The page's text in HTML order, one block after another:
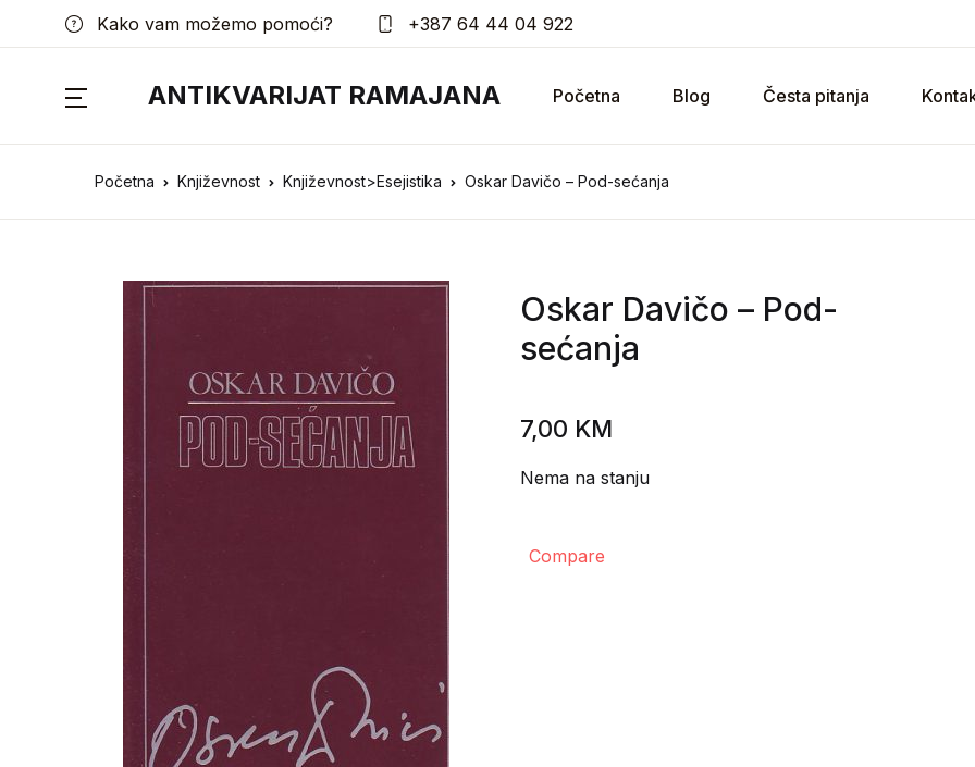
Kako vam možemo pomoći? +387 64 44 04 922
ANTIKVARIJAT RAMAJANA Početna Blog Česta pitanja
Početna Književnost Književnost>Esejistika Oskar Davičo – Pod-sećanja
Oskar Davičo – Pod-
sećanja
7,00 KM
Nema na stanju
Compare